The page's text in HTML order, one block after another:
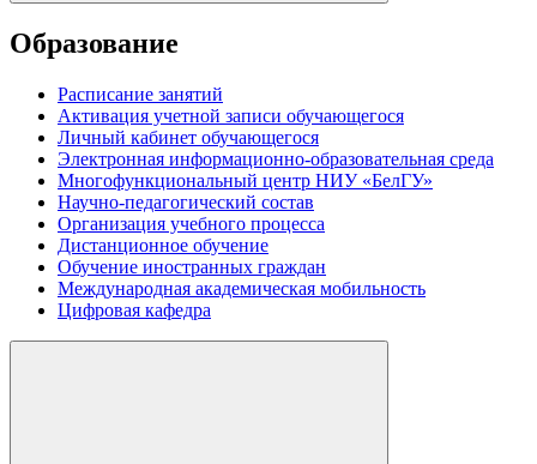
Образование
Расписание занятий
Активация учетной записи обучающегося
Личный кабинет обучающегося
Электронная информационно-образовательная среда
Многофункциональный центр НИУ «БелГУ»
Научно-педагогический состав
Организация учебного процесса
Дистанционное обучение
Обучение иностранных граждан
Международная академическая мобильность
Цифровая кафедра